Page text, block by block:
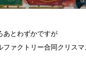
あとわずかですが
ファクトリー合同クリス